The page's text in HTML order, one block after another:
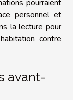
pourraient
personnel et
la lecture pour
contre
avant-